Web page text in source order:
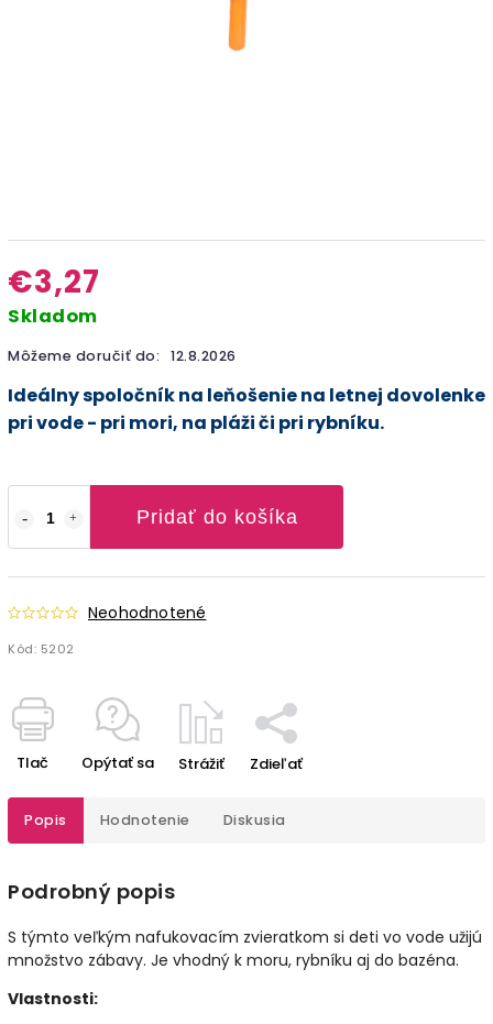
€3,27
Skladom
Môžeme doručiť do: 12.8.2026
Pridať do košíka
Neohodnotené
Kód: 5202
Ideálny spoločník na leňošenie na letnej dovolenke
pri vode - pri mori, na pláži či pri rybníku.
Tlač Opýtať sa Strážiť Zdieľať
Popis Hodnotenie Diskusia
Podrobný popis
S týmto veľkým nafukovacím zvieratkom si deti vo vode užijú
množstvo zábavy. Je vhodný k moru, rybníku aj do bazéna.
Vlastnosti: